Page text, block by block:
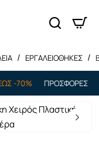
ΕΡΓΑΛΕΙΟΘΗΚΕΣ
-70% ΠΡΟΣΦΟΡΕΣ